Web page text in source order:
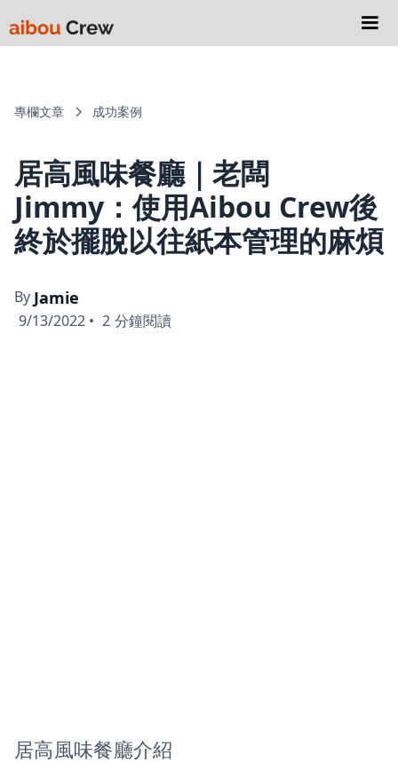
專欄文章 成功案例
居高風味餐廳｜老闆
Jimmy：使用Aibou Crew後
終於擺脫以往紙本管理的麻煩
By Jamie
9/13/2022 • 2 分鐘閱讀
居高風味餐廳介紹